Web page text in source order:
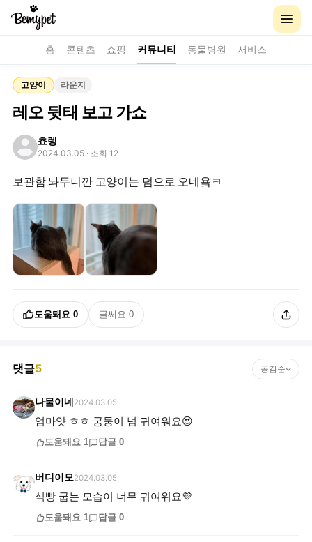
홈 콘텐츠 쇼핑 커뮤니티 동물병원 서비스
고양이 라운지
레오 뒷태 보고 가쇼
쵸렝
2024.03.05 · 조회 12
보관함 놔두니깐 고양이는 덤으로 오네욬ㅋ
도움돼요 0 글쎄요 0
댓글5 공감순
나물이네 2024.03.05
엄마얏 ㅎㅎ 궁둥이 넘 귀여워요😍
도움돼요 1 답글 0
버디이모 2024.03.05
식빵 굽는 모습이 너무 귀여워요💜
도움돼요 1 답글 0